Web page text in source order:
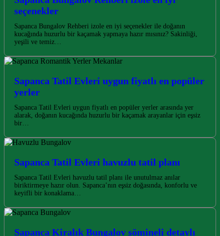
seçenekler
Sapanca Bungalov Rehberi izole en iyi seçenekler ile doğanın
kucağında huzurlu bir kaçamak yapmaya hazır mısınız? Sakinliği,
yeşili ve temiz…
Sapanca Tatil Evleri uygun fiyatlı en popüler
yerler
Sapanca Tatil Evleri uygun fiyatlı en popüler yerler arasında yer
alarak, doğanın kucağında huzurlu bir kaçamak arayanlar için eşsiz
bir…
Sapanca Tatil Evleri havuzlu tatil planı
Sapanca Tatil Evleri havuzlu tatil planı ile unutulmaz anılar
biriktirmeye hazır olun. Sapanca’nın eşsiz doğasında, konforlu ve
keyifli bir konaklama…
Sapanca Kiralık Bungalov şömineli detaylı